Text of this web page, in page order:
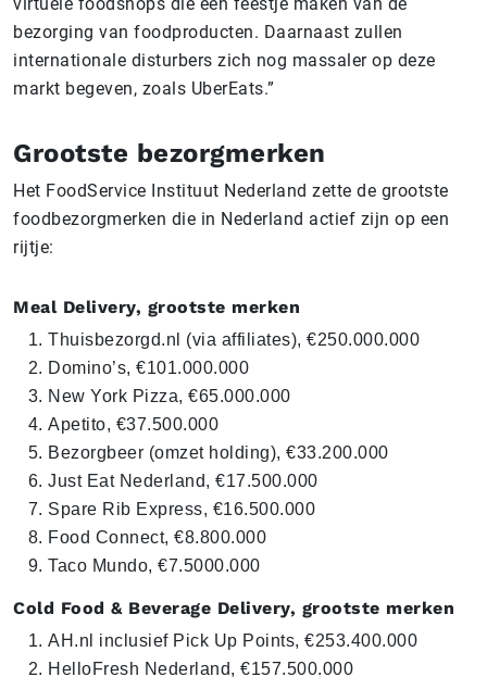
bezorging van foodproducten. Daarnaast zullen
internationale disturbers zich nog massaler op deze
markt begeven, zoals UberEats.”
Grootste bezorgmerken
Het FoodService Instituut Nederland zette de grootste
foodbezorgmerken die in Nederland actief zijn op een
rijtje:
Meal Delivery, grootste merken
Thuisbezorgd.nl (via affiliates), €250.000.000
Domino’s, €101.000.000
New York Pizza, €65.000.000
Apetito, €37.500.000
Bezorgbeer (omzet holding), €33.200.000
Just Eat Nederland, €17.500.000
Spare Rib Express, €16.500.000
Food Connect, €8.800.000
Taco Mundo, €7.5000.000
Cold Food & Beverage Delivery, grootste merken
AH.nl inclusief Pick Up Points, €253.400.000
HelloFresh Nederland, €157.500.000